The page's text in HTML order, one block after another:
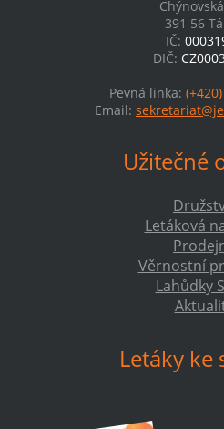
391 56
IČ:
DIČ:
Pevná linka:
Email:
Užitečné
Letáková
Věrnostní
Lahůdky
Letáky ke